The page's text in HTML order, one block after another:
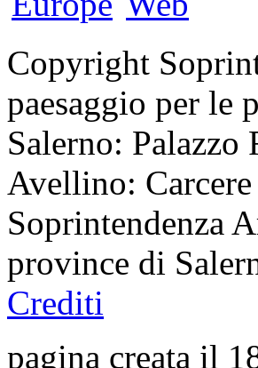
Copyright
paesaggio per le
Salerno: Palazzo
Avellino:
Soprintendenza
province di
Crediti
pagina creata il